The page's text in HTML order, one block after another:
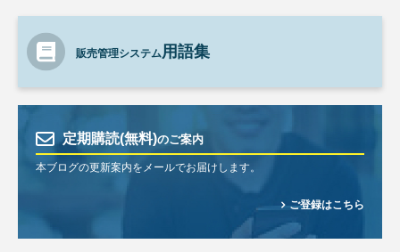
販売管理システム用語集
定期購読(無料)のご案内
本ブログの更新案内をメールでお届けします。
ご登録はこちら